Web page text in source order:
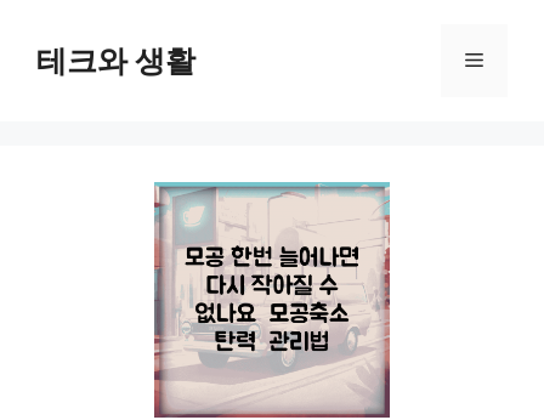
테크와 생활 메